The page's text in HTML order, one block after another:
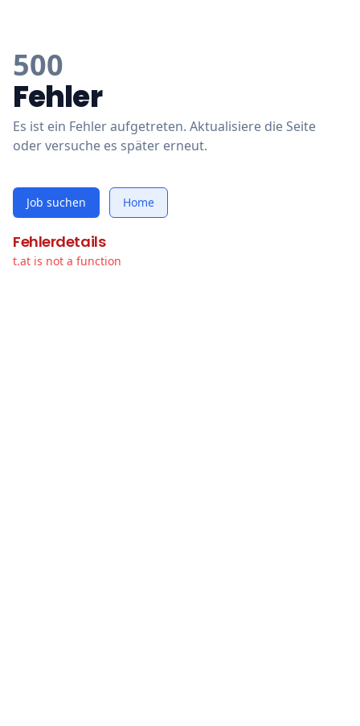
500
Fehler
Es ist ein Fehler aufgetreten. Aktualisiere die Seite
oder versuche es später erneut.
Job suchen Home
Fehlerdetails
t.at is not a function